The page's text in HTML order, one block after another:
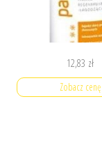
12,83 zł
Zobacz cenę